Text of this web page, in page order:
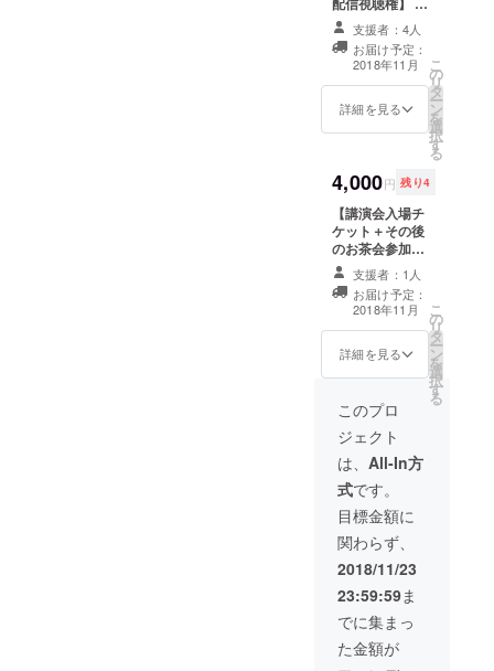
日、会場に来ら
れない方々へ後
日、URLをお送
りしてノーカッ
ト全編をご覧い
ただける権利で
るように見やす
く編集します。
支援者：4人
お届け予定：
2018年11月
詳細を見る
こ
の
リ
タ
ー
ン
を
選
択
す
る
4,000円 残り4
【講演会入場チ
ケット＋その後
のお茶会参加
権】 講演会終了
後16:30～18:00
まで某会場での
お茶会に参加い
ただけます。魔
女とかぼちゃに
支援者：1人
お届け予定：
2018年11月
詳細を見る
こ
の
リ
タ
ー
ン
を
選
択
す
る
このプロ
ジェクト
は、 All-In方
式です。
目標金額に
関わらず、
2018/11/23
23:59:59ま
でに集まっ
た金額が